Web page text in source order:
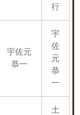
行
宇佐元
恭一
宇
佐
元
恭
一
土